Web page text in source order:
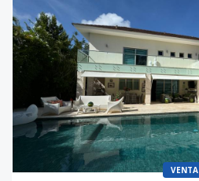
VENTA